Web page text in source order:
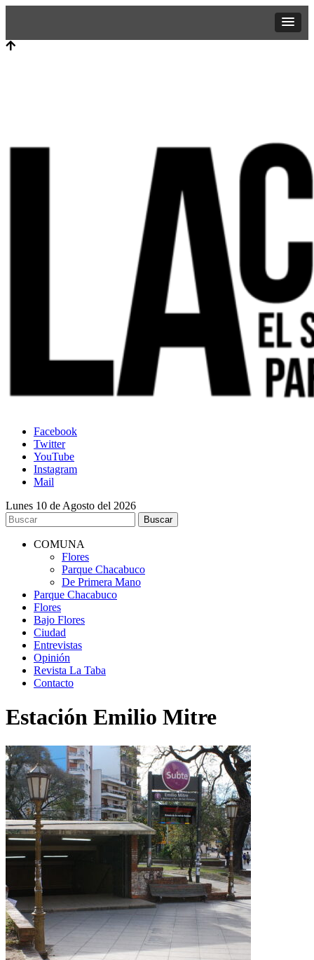
Facebook
Twitter
YouTube
Instagram
Mail
Lunes 10 de Agosto del 2026
COMUNA
Flores
Parque Chacabuco
De Primera Mano
Parque Chacabuco
Flores
Bajo Flores
Ciudad
Entrevistas
Opinión
Revista La Taba
Contacto
Estación Emilio Mitre